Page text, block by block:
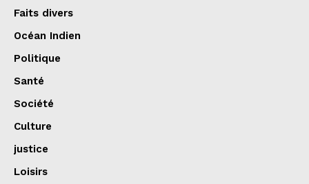
Faits divers
Océan Indien
Politique
Santé
Société
Culture
justice
Loisirs